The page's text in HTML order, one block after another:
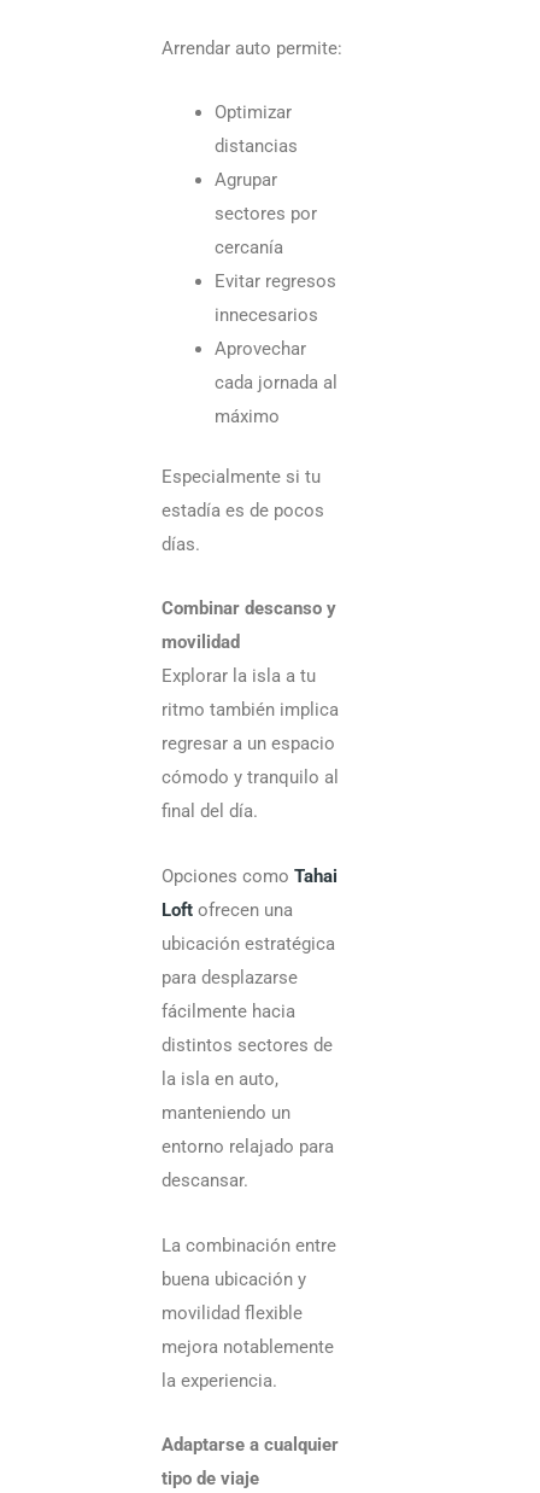
Arrendar auto permite:
Optimizar
distancias
Agrupar
sectores por
cercanía
Evitar regresos
innecesarios
Aprovechar
cada jornada al
máximo
Especialmente si tu
estadía es de pocos
días.
Combinar descanso y
movilidad
Explorar la isla a tu
ritmo también implica
regresar a un espacio
cómodo y tranquilo al
final del día.
Opciones como Tahai
Loft ofrecen una
ubicación estratégica
para desplazarse
fácilmente hacia
distintos sectores de
la isla en auto,
manteniendo un
entorno relajado para
descansar.
La combinación entre
buena ubicación y
movilidad flexible
mejora notablemente
la experiencia.
Adaptarse a cualquier
tipo de viaje